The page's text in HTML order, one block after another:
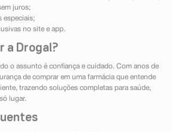
juros;
especiais;
no site e app.
a Drogal?
o assunto é confiança e cuidado. Com anos de
de comprar em uma farmácia que entende
trazendo soluções completas para saúde,
lugar.